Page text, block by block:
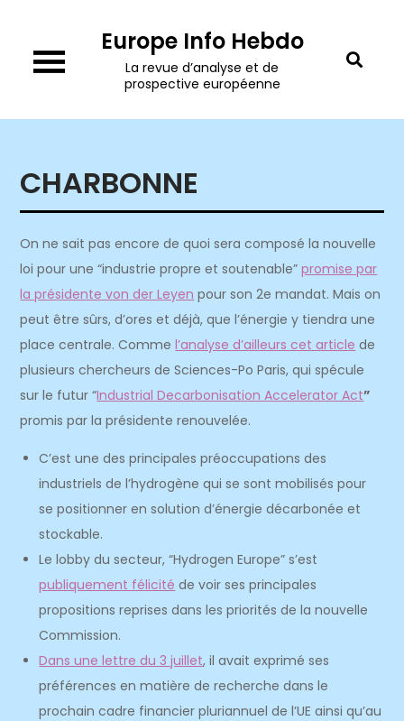
content
Europe Info Hebdo
La revue d’analyse et de
prospective européenne
CHARBONNE
On ne sait pas encore de quoi sera composé la nouvelle
loi pour une “industrie propre et soutenable”promise par
la présidente von der Leyen pour son 2e mandat. Mais on
peut être sûrs, d’ores et déjà, que l’énergie y tiendra une
place centrale. Commel’analyse d’ailleurs cet article de
plusieurs chercheurs de Sciences-Po Paris, qui spécule
sur le futur“Industrial Decarbonisation Accelerator Act”
promis par la présidente renouvelée.
C’est une des principales préoccupations des
industriels de l’hydrogène qui se sont mobilisés pour
se positionner en solution d’énergie décarbonée et
stockable.
Le lobby du secteur, “Hydrogen Europe” s’est
publiquement félicité de voir ses principales
propositions reprises dans les priorités de la nouvelle
Commission.
Dans une lettre du 3 juillet, il avait exprimé ses
préférences en matière de recherche dans le
prochain cadre financier pluriannuel de l’UE ainsi qu’au